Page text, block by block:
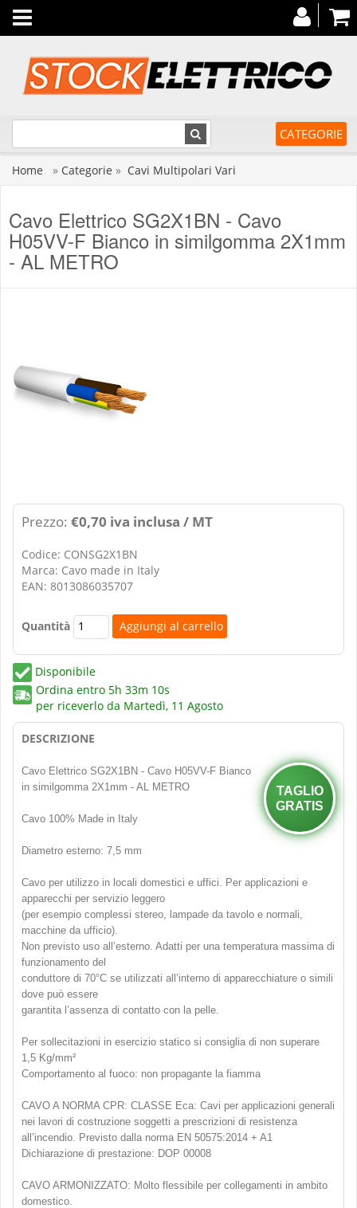
Toggle
navigation
CATEGORIE
Home » Categorie » Cavi Multipolari Vari
Cavo Elettrico SG2X1BN - Cavo
H05VV-F Bianco in similgomma 2X1mm
- AL METRO
Prezzo: €0,70 iva inclusa / MT
Codice: CONSG2X1BN
Marca: Cavo made in Italy
EAN: 8013086035707
Quantità
Disponibile
Ordina entro 5h 33m 9s
per riceverlo da Martedì, 11 Agosto
DESCRIZIONE
TAGLIO
GRATIS
Cavo Elettrico SG2X1BN - Cavo H05VV-F Bianco
in similgomma 2X1mm - AL METRO
Cavo 100% Made in Italy
Diametro esterno: 7,5 mm
Cavo per utilizzo in locali domestici e uffici. Per applicazioni e
apparecchi per servizio leggero
(per esempio complessi stereo, lampade da tavolo e normali,
macchine da ufficio).
Non previsto uso all’esterno. Adatti per una temperatura massima di
funzionamento del
conduttore di 70°C se utilizzati all’interno di apparecchiature o simili
dove può essere
garantita l’assenza di contatto con la pelle.
Per sollecitazioni in esercizio statico si consiglia di non superare
1,5 Kg/mm²
Comportamento al fuoco: non propagante la fiamma
CAVO A NORMA CPR: CLASSE Eca: Cavi per applicazioni generali
nei lavori di costruzione soggetti a prescrizioni di resistenza
all’incendio. Previsto dalla norma EN 50575:2014 + A1
Dichiarazione di prestazione: DOP 00008
CAVO ARMONIZZATO: Molto flessibile per collegamenti in ambito
domestico.